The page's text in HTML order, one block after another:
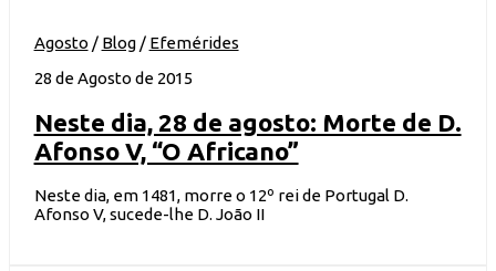
Agosto / Blog/ Efemérides
28 de Agosto de 2015
Neste dia, 28 de agosto: Morte de D.
Afonso V, “O Africano”
Neste dia, em 1481, morre o 12º rei de Portugal D.
Afonso V, sucede-lhe D. João II